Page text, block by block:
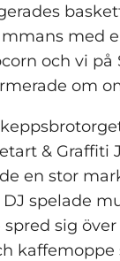
med
och vi på
om
& Graffiti
en stor
DJ spelade
sig
kaffemoppe